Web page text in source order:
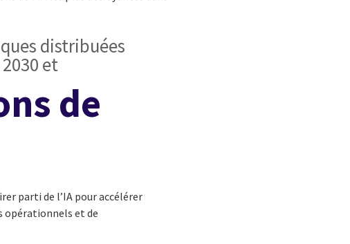
distribuées
et
de
parti de l’IA pour accélérer
opérationnels et de